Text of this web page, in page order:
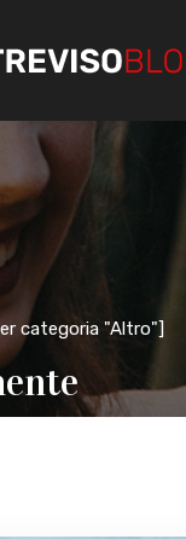
categoria "Altro"]